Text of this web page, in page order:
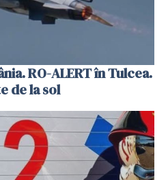
RO-ALERT în Tulcea.
de la sol